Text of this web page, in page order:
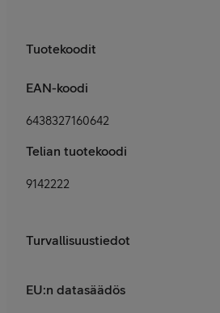
Tuotekoodit
EAN-koodi
6438327160642
Telian tuotekoodi
9142222
Turvallisuustiedot
EU:n datasäädös